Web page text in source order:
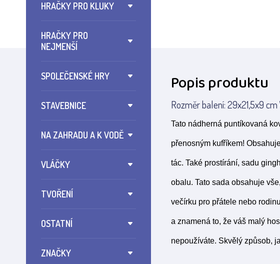
HRAČKY PRO KLUKY
HRAČKY PRO
NEJMENŠÍ
SPOLEČENSKÉ HRY
STAVEBNICE
NA ZAHRADU A K VODĚ
VLÁČKY
TVOŘENÍ
OSTATNÍ
ZNAČKY
Popis produktu
Rozměr balení: 29x21,5x9
Tato nádherná puntíkovaná
přenosným kufříkem!
tác. Také prostírání, sadu
obalu. Tato sada obsahuje
večírku pro přátele nebo
a znamená to, že váš malý
nepoužíváte. Skvělý způsob,